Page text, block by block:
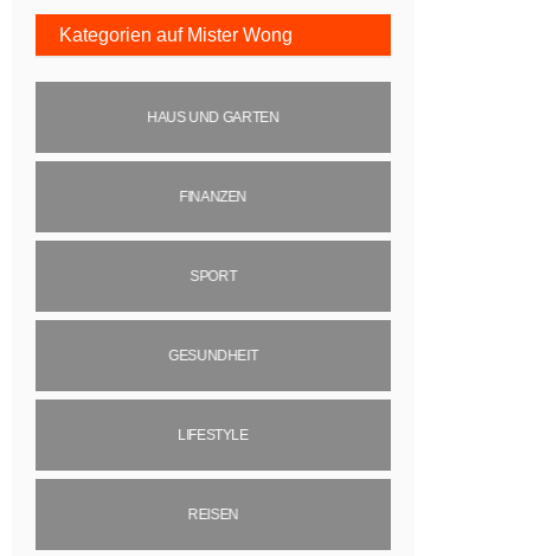
Kategorien auf Mister Wong
HAUS UND GARTEN
FINANZEN
SPORT
GESUNDHEIT
LIFESTYLE
REISEN